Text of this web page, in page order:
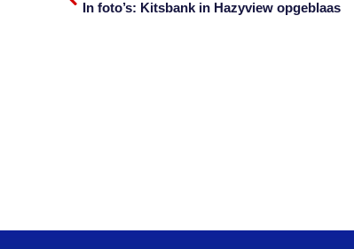
In foto’s: Kitsbank in Hazyview opgeblaas